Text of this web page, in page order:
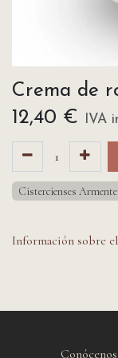
Crema de
12,40 € IVA
Cistercienses
Información sobre
Conócenos